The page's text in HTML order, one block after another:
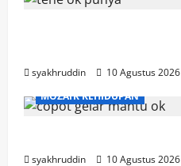
syakhruddin 10 Agustus 2026
MOZAIK KEHIDUPAN
syakhruddin 10 Agustus 2026